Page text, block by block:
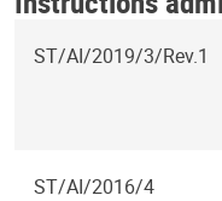
ST/AI/2019/3/Rev.1
ST/AI/2016/4